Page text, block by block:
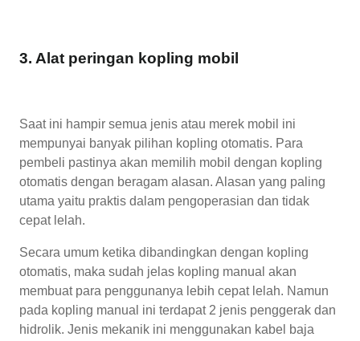
3. Alat peringan kopling mobil
Saat ini hampir semua jenis atau merek mobil ini
mempunyai banyak pilihan kopling otomatis. Para
pembeli pastinya akan memilih mobil dengan kopling
otomatis dengan beragam alasan. Alasan yang paling
utama yaitu praktis dalam pengoperasian dan tidak
cepat lelah.
Secara umum ketika dibandingkan dengan kopling
otomatis, maka sudah jelas kopling manual akan
membuat para penggunanya lebih cepat lelah. Namun
pada kopling manual ini terdapat 2 jenis penggerak dan
hidrolik. Jenis mekanik ini menggunakan kabel baja